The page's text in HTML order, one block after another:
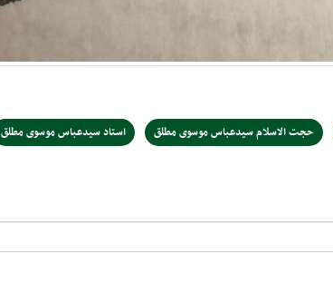
حجت الاسلام سیدعباس موسوی مطلق استاد سیدعباس موسوی مطلق